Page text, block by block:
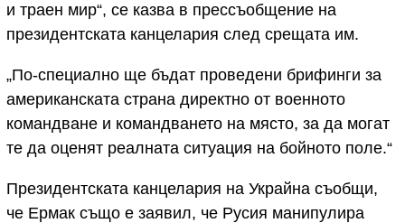
и траен мир“, се казва в прессъобщение на
президентската канцелария след срещата им.
„По-специално ще бъдат проведени брифинги за
американската страна директно от военното
командване и командването на място, за да могат
те да оценят реалната ситуация на бойното поле.“
Президентската канцелария на Украйна съобщи,
че Ермак също е заявил, че Русия манипулира